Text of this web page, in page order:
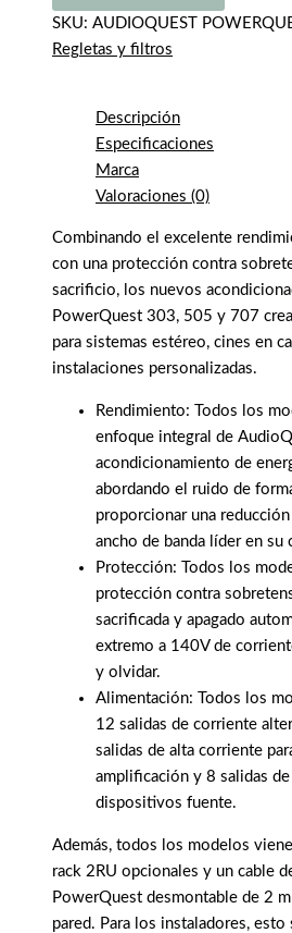
SKU: AUDIOQUEST
Regletas y filtros
Descripción
Especificaciones
Marca
Valoraciones (0)
Combinando el excelente
con una protección contra
sacrificio, los nuevos
PowerQuest 303, 505 y 707
para sistemas estéreo, cines en
instalaciones personalizadas.
Rendimiento: Todos los
enfoque integral de
acondicionamiento de
abordando el ruido de
proporcionar una
ancho de banda líder en su
Protección: Todos los
protección contra
sacrificada y apagado
extremo a 140V de
y olvidar.
Alimentación: Todos los
12 salidas de corriente
salidas de alta corriente
amplificación y 8 salidas
dispositivos fuente.
Además, todos los modelos
rack 2RU opcionales y un cable
PowerQuest desmontable de 2
pared. Para los instaladores, esto